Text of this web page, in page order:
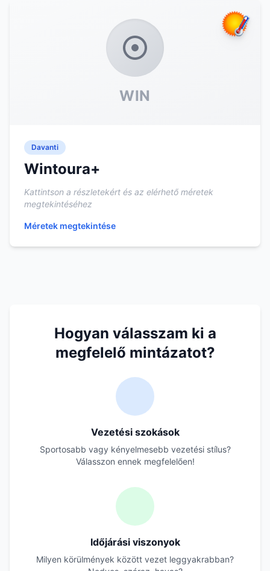
WIN
Davanti
Wintoura+
Kattintson a részletekért és az elérhető méretek
megtekintéséhez
Méretek megtekintése
Hogyan válasszam ki a
megfelelő mintázatot?
Vezetési szokások
Sportosabb vagy kényelmesebb vezetési stílus?
Válasszon ennek megfelelően!
Időjárási viszonyok
Milyen körülmények között vezet leggyakrabban?